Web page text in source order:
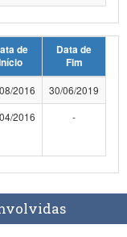
de
Data de
Fim
2016
30/06/2019
2016 -